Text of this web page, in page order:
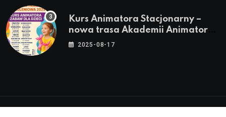
Kurs Animatora Stacjonarny –
nowa trasa Akademii Animatora
– jesień 2025
2025-08-17